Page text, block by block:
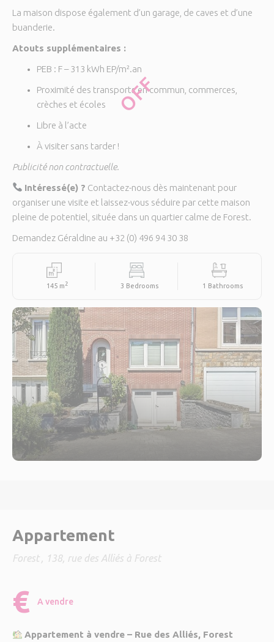
OFF
La maison dispose également d’un garage, de caves et d’une
buanderie.
Atouts supplémentaires :
PEB : F – 313 kWh EP/m².an
Proximité des transports en commun, commerces,
crèches et écoles
Libre à l’acte
À visiter sans tarder !
Publicité non contractuelle.
Intéressé(e) ? Contactez-nous dès maintenant pour
organiser une visite et laissez-vous séduire par cette maison
pleine de potentiel, située dans un quartier calme de Forest.
Demandez Géraldine au +32 (0) 496 94 30 38
145 m 2 3 Bedrooms 1 Bathrooms
Appartement
Forest , 138, rue des Alliés à Forest
€ A vendre
Appartement à vendre – Rue des Alliés, Forest